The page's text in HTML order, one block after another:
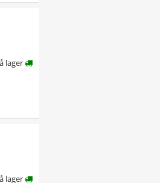
lager
lager